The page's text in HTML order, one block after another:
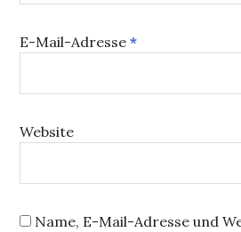
E-Mail-Adresse*
Website
Name, E-Mail-Adresse und